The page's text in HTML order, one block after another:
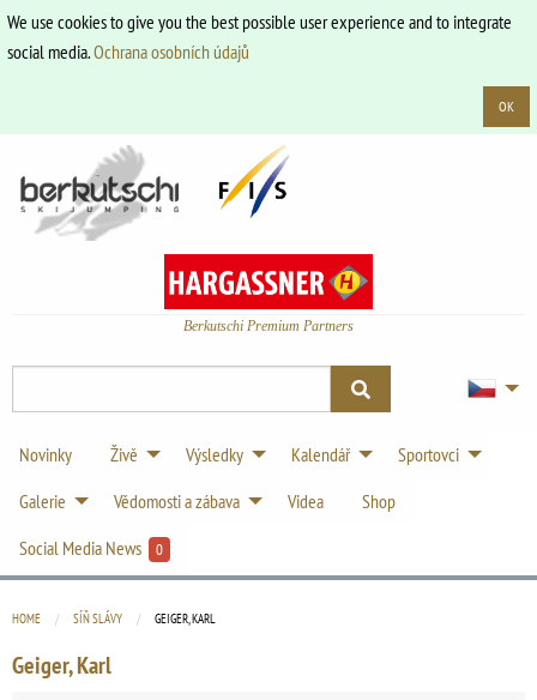
We use cookies to give you the best possible user experience and to integrate
social media.Ochrana osobních údajů
OK
Berkutschi Premium Partners
Novinky Živě Výsledky Kalendář
Sportovci
Galerie
Vědomosti a zábava Videa
Shop
Social Media News
0
HOME SÍŇ SLÁVY CURRENT:
GEIGER, KARL
Geiger, Karl